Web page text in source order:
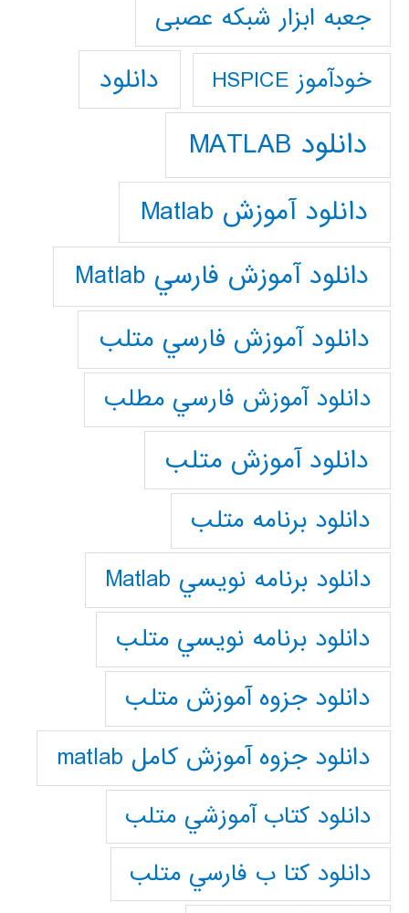
جعبه ابزار شبکه عصبی
خودآموز HSPICE دانلود
دانلود MATLAB
دانلود آموزش Matlab
دانلود آموزش فارسي Matlab
دانلود آموزش فارسي متلب
دانلود آموزش فارسي مطلب
دانلود آموزش متلب
دانلود برنامه متلب
دانلود برنامه نويسي Matlab
دانلود برنامه نويسي متلب
دانلود جزوه آموزش متلب
دانلود جزوه آموزش کامل matlab
دانلود كتاب آموزشي متلب
دانلود كتا ب فارسي متلب